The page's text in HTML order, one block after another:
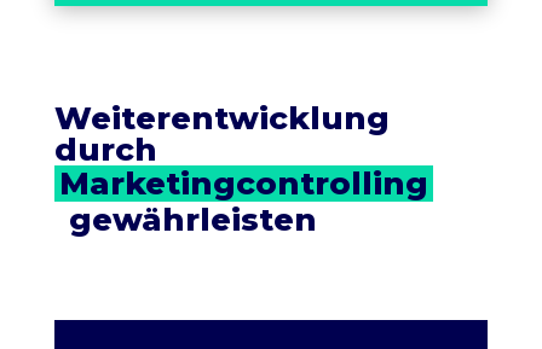
Weiterentwicklung
durch
Marketingcontrolling
gewährleisten